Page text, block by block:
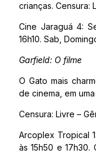
crianças. Censura:
Cine Jaraguá 4:
16h10. Sab,
Garfield: O filme
O Gato mais
de cinema, em
Censura: Livre –
Arcoplex Tropical
às 15h50 e 17h30.